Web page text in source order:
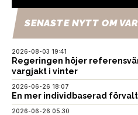
SENASTE NYTT OM
2026-08-03 19:41
Regeringen höjer
vargjakt i vinter
2026-06-26 18:07
En mer individbaserad
2026-06-26 05:30